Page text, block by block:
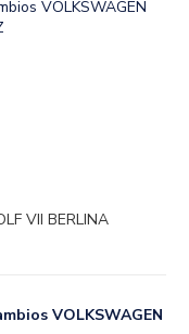
VOLKSWAGEN
VII BERLINA
VOLKSWAGEN